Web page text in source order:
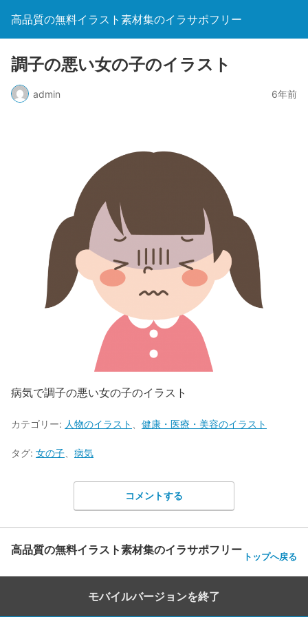
高品質の無料イラスト素材集のイラサポフリー
調子の悪い女の子のイラスト
admin 6年前
病気で調子の悪い女の子のイラスト
カテゴリー: 人物のイラスト 健康・医療・美容のイラスト
タグ: 女の子 病気
コメントする
高品質の無料イラスト素材集のイラサポフリー トップへ戻る
モバイルバージョンを終了